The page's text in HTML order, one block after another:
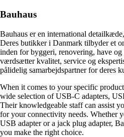
Bauhaus
Bauhaus er en international
Deres butikker i Danmark tilbyder et
inden for byggeri, renovering, have og
værdsætter kvalitet, service og
pålidelig samarbejdspartner for deres
When it comes to your specific
wide selection of USB-C adapters,
Their knowledgeable staff can assist
for your connectivity needs. Whether
USB adapter or a jack plug adapter,
you make the right choice.